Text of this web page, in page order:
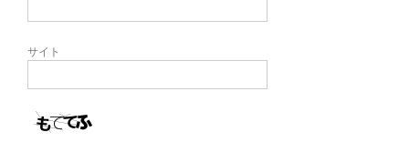
サイト